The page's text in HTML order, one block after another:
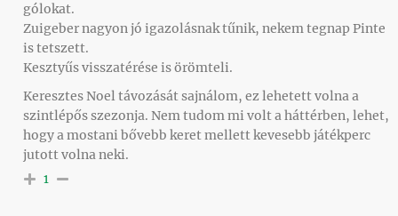
gólokat.
Zuigeber nagyon jó igazolásnak tűnik, nekem tegnap Pinte
is tetszett.
Kesztyűs visszatérése is örömteli.
Keresztes Noel távozását sajnálom, ez lehetett volna a
szintlépős szezonja. Nem tudom mi volt a háttérben, lehet,
hogy a mostani bővebb keret mellett kevesebb játékperc
jutott volna neki.
1